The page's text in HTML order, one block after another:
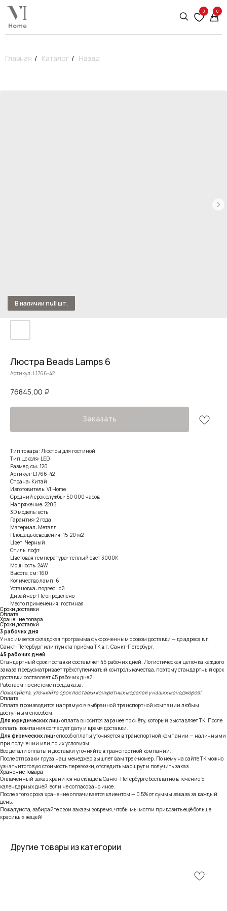
0 0
Главная / Каталог / Назад
Люстра Beads Lamps 6
Артикул: L1766-42
76845,00 ₽
Заказать
Тип товара: Люстры для гостиной
Тип цоколя: LED
Размер, см: 120
Артикул: L1766-42
Страна: Китай
Изготовитель: VI Home
Средний срок службы: 50 000 часов
Напряжение: 220В
3D модель: есть
Гарантия: 2 года
Материал: Металл
Площадь освещения: 15-20 м2
Цвет: Черный
Стиль: лофт
Цветовая температура: теплый свет 3000К
Мощность: 24W
Высота, см: 160
Количество ламп: 6
Установка: подвесной
Дизайнер: Не определено
Место применения: гостиная
Сроки доставки
Оплата
Хранение товара
Сроки доставки
3 рабочих дня
У нас имеется складская программа с укороченным сроком доставки — до адреса в г.
Санкт-Петербург или пункта приёма ТК в г. Санкт-Петербург.
45 рабочих дней
Стандартный срок поставки составляет 45 рабочих дней. Логистическая цепочка каждого
заказа предусматривает трёхступенчатый контроль качества, поэтому стандартный срок
доставки составляет 45 рабочих дней.
Работаем по системе предзаказа.
Пожалуйста, уточняйте срок поставки конкретных моделей у наших менеджеров!
Оплата
Оплата производится напрямую в выбранной транспортной компании любым
доступным способом.
Для юридических лиц: оплата вносится заранее по счёту, который выставляет ТК. После
оплаты компания согласует дату и время доставки.
Для физических лиц: способ оплаты уточняется в транспортной компании — наличными
при получении или по их условиям.
Все детали оплаты и доставки уточняйте в транспортной компании.
После отправки груза наш менеджер вышлет вам трек-номер. По нему на сайте ТК можно
узнать итоговую стоимость перевозки, отследить маршрут и получить заказ.
Хранение товара
Оплаченный заказ хранится на складе в Санкт-Петербурге бесплатно в течение 5
календарных дней, если не согласовано иное.
После этого срока хранение оплачивается клиентом — 0,5% от суммы заказа за каждый
день.
Пожалуйста, забирайте свои заказы вовремя, чтобы мы могли привозить ещё больше
красивых вещей!
Другие товары из категории